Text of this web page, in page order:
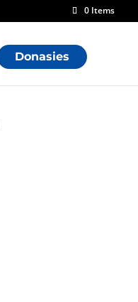
0 Items
Donasies